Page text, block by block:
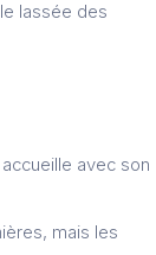
lassée des
avec son
mais les